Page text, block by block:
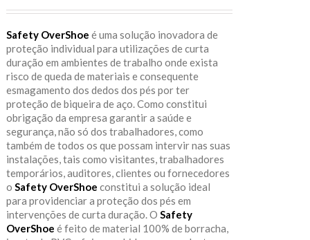
Safety OverShoe é uma solução inovadora de
proteção individual para utilizações de curta
duração em ambientes de trabalho onde exista
risco de queda de materiais e consequente
esmagamento dos dedos dos pés por ter
proteção de biqueira de aço. Como constitui
obrigação da empresa garantir a saúde e
segurança, não só dos trabalhadores, como
também de todos os que possam intervir nas suas
instalações, tais como visitantes, trabalhadores
temporários, auditores, clientes ou fornecedores
o Safety OverShoe constitui a solução ideal
para providenciar a proteção dos pés em
intervenções de curta duração. O Safety
OverShoe é feito de material 100% de borracha,